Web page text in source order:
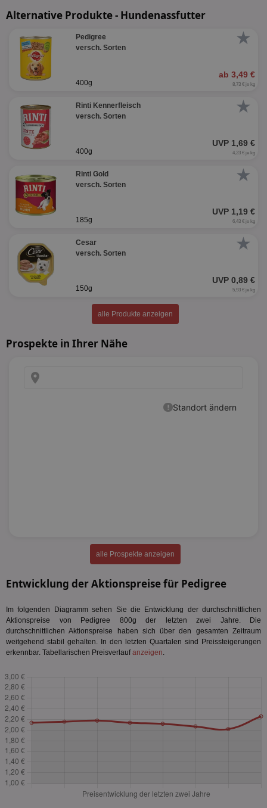
Alternative Produkte - Hundenassfutter
★
Pedigree
versch. Sorten
ab 3,49 €
400g 8,73 € je kg
★
Rinti Kennerfleisch
versch. Sorten
UVP 1,69 €
400g 4,23 € je kg
★
Rinti Gold
versch. Sorten
UVP 1,19 €
185g 6,43 € je kg
★
Cesar
versch. Sorten
UVP 0,89 €
150g 5,93 € je kg
alle Produkte anzeigen
Prospekte in Ihrer Nähe
alle Prospekte anzeigen
Entwicklung der Aktionspreise für Pedigree
Im folgenden Diagramm sehen Sie die Entwicklung der durchschnittlichen
Aktionspreise von Pedigree 800g der letzten zwei Jahre. Die
durchschnittlichen Aktionspreise haben sich über den gesamten Zeitraum
weitgehend stabil gehalten. In den letzten Quartalen sind Preissteigerungen
erkennbar. Tabellarischen Preisverlaufanzeigen.